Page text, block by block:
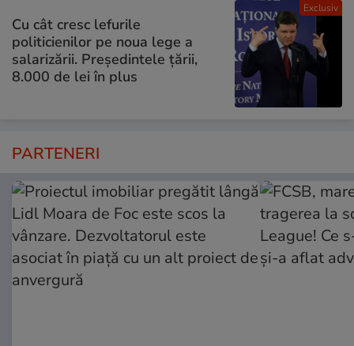
Exclusiv
Cu cât cresc lefurile
politicienilor pe noua lege a
salarizării. Președintele țării,
8.000 de lei în plus
PARTENERI